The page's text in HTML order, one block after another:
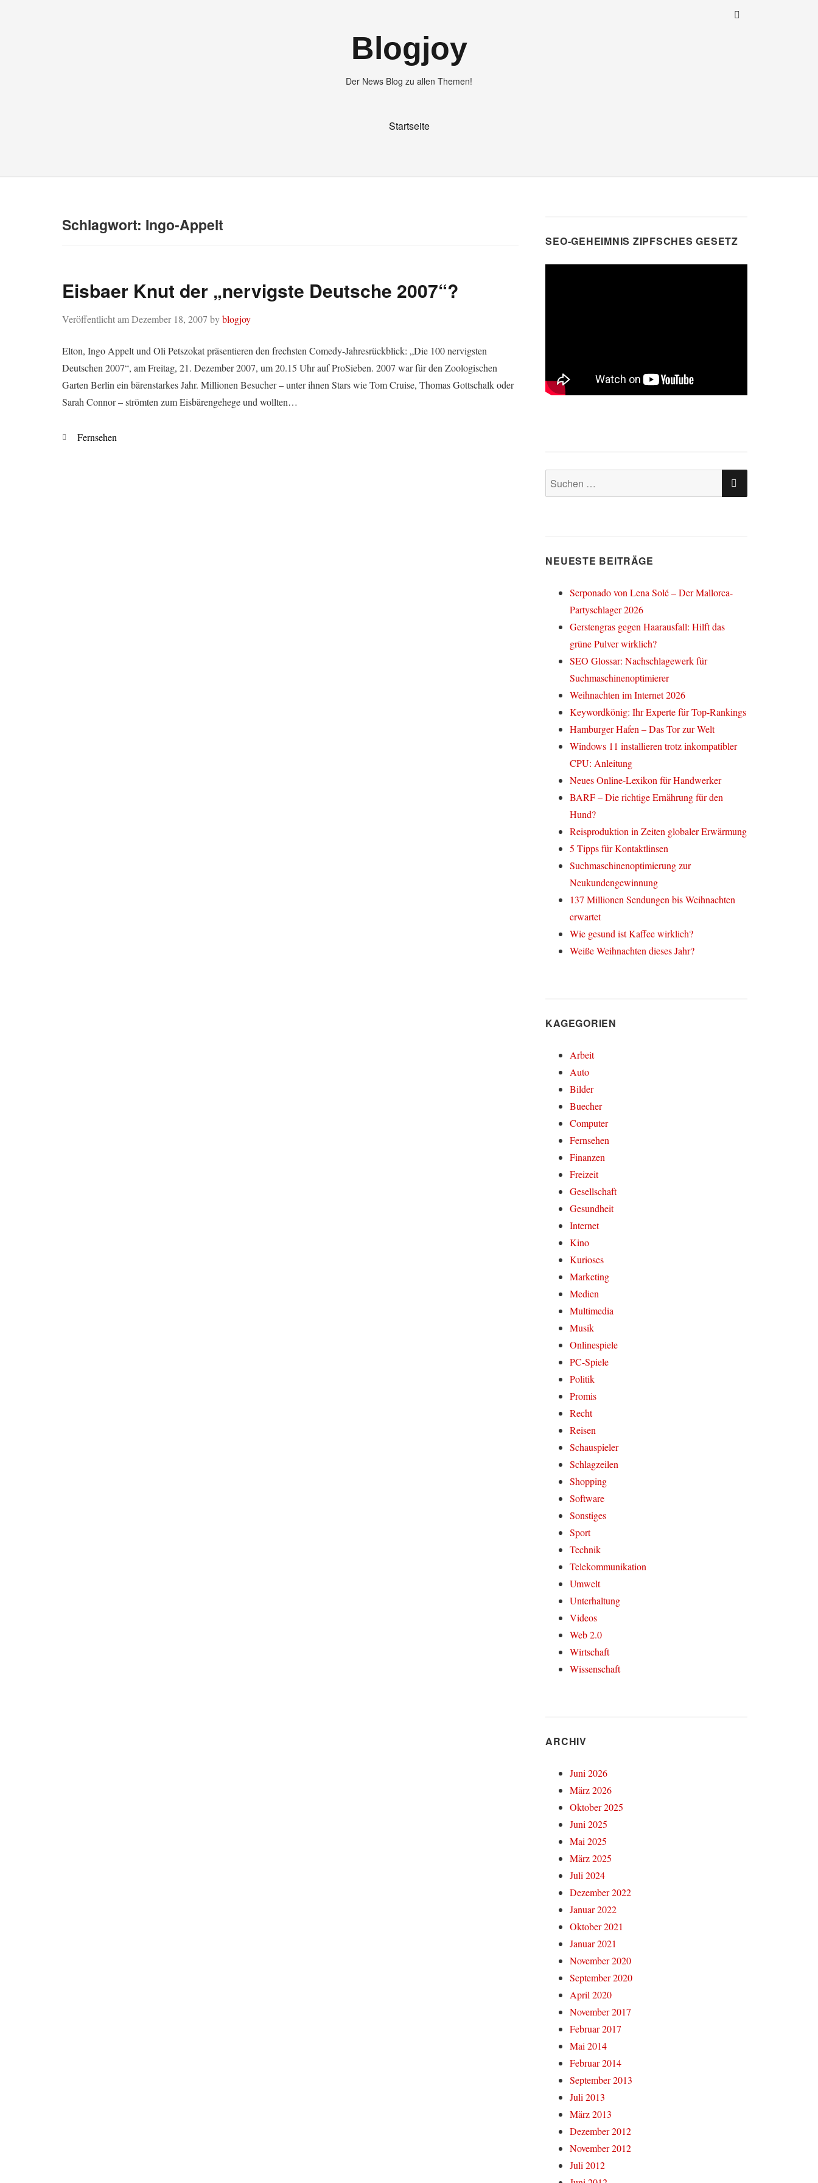
Blogjoy
Der News Blog zu allen Themen!
Startseite
Schlagwort: Ingo-Appelt
Eisbaer Knut der „nervigste Deutsche 2007“?
Veröffentlicht amDezember 18, 2007 byblogjoy
Elton, Ingo Appelt und Oli Petszokat präsentieren den frechsten Comedy-Jahresrückblick: „Die 100 nervigsten
Deutschen 2007“, am Freitag, 21. Dezember 2007, um 20.15 Uhr auf ProSieben. 2007 war für den Zoologischen
Garten Berlin ein bärenstarkes Jahr. Millionen Besucher – unter ihnen Stars wie Tom Cruise, Thomas Gottschalk oder
Sarah Connor – strömten zum Eisbärengehege und wollten…
Kategorien
Fernsehen
SEO-GEHEIMNIS ZIPFSCHES GESETZ
Suchen
nach:
SUCHEN
NEUESTE BEITRÄGE
Serponado von Lena Solé – Der Mallorca-
Partyschlager 2026
Gerstengras gegen Haarausfall: Hilft das
grüne Pulver wirklich?
SEO Glossar: Nachschlagewerk für
Suchmaschinenoptimierer
Weihnachten im Internet 2026
Keywordkönig: Ihr Experte für Top-Rankings
Hamburger Hafen – Das Tor zur Welt
Windows 11 installieren trotz inkompatibler
CPU: Anleitung
Neues Online-Lexikon für Handwerker
BARF – Die richtige Ernährung für den
Hund?
Reisproduktion in Zeiten globaler Erwärmung
5 Tipps für Kontaktlinsen
Suchmaschinenoptimierung zur
Neukundengewinnung
137 Millionen Sendungen bis Weihnachten
erwartet
Wie gesund ist Kaffee wirklich?
Weiße Weihnachten dieses Jahr?
KAGEGORIEN
Arbeit
Auto
Bilder
Buecher
Computer
Fernsehen
Finanzen
Freizeit
Gesellschaft
Gesundheit
Internet
Kino
Kurioses
Marketing
Medien
Multimedia
Musik
Onlinespiele
PC-Spiele
Politik
Promis
Recht
Reisen
Schauspieler
Schlagzeilen
Shopping
Software
Sonstiges
Sport
Technik
Telekommunikation
Umwelt
Unterhaltung
Videos
Web 2.0
Wirtschaft
Wissenschaft
ARCHIV
Juni 2026
März 2026
Oktober 2025
Juni 2025
Mai 2025
März 2025
Juli 2024
Dezember 2022
Januar 2022
Oktober 2021
Januar 2021
November 2020
September 2020
April 2020
November 2017
Februar 2017
Mai 2014
Februar 2014
September 2013
Juli 2013
März 2013
Dezember 2012
November 2012
Juli 2012